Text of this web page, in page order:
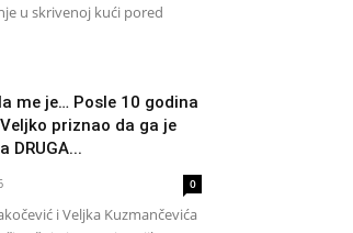
u skrivenoj kući pored
me je… Posle 10 godina
priznao da ga je
DRUGA...
0
i Veljka Kuzmančevića